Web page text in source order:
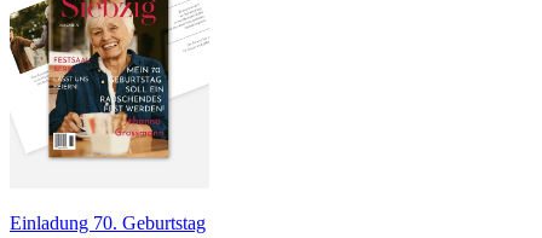
Einladung 70. Geburtstag